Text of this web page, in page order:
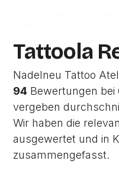
Tattoola
Nadelneu Tattoo
94 Bewertungen bei
vergeben
Wir haben die
ausgewertet und in
zusammengefasst.